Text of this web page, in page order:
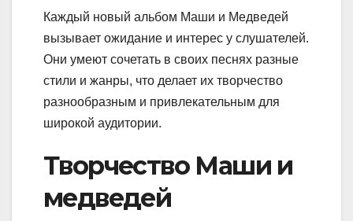
Каждый новый альбом Маши и Медведей
вызывает ожидание и интерес у слушателей.
Они умеют сочетать в своих песнях разные
стили и жанры, что делает их творчество
разнообразным и привлекательным для
широкой аудитории.
Творчество Маши и
медведей